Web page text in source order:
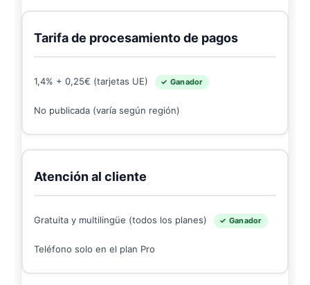
Tarifa de procesamiento de pagos
1,4% + 0,25€ (tarjetas UE) ✓ Ganador
No publicada (varía según región)
Atención al cliente
Gratuita y multilingüe (todos los planes) ✓ Ganador
Teléfono solo en el plan Pro